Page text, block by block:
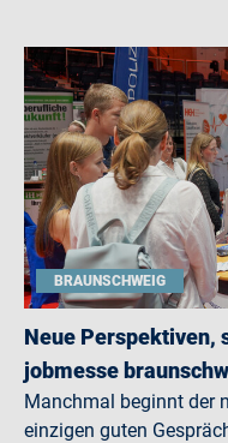
BRAUNSCHWEIG
Neue Perspektiven,
jobmesse
Manchmal beginnt der
einzigen guten